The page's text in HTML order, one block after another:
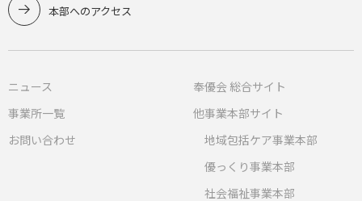
本部へのアクセス
ニュース
事業所一覧
お問い合わせ
奉優会 総合サイト
他事業本部サイト
地域包括ケア事業本部
優っくり事業本部
社会福祉事業本部